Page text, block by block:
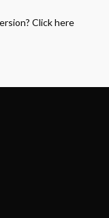
Click here